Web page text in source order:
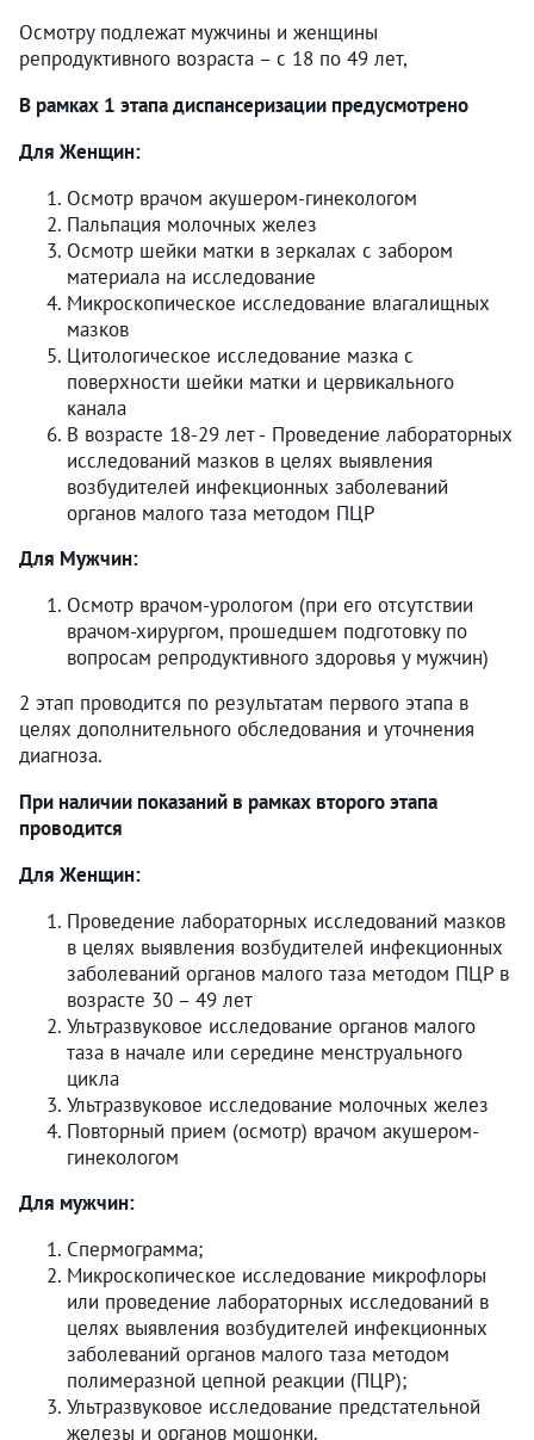
Осмотру подлежат мужчины и женщины
репродуктивного возраста – с 18 по 49 лет,
В рамках 1 этапа диспансеризации предусмотрено
Для Женщин:
Осмотр врачом акушером-гинекологом
Пальпация молочных желез
Осмотр шейки матки в зеркалах с забором
материала на исследование
Микроскопическое исследование влагалищных
мазков
Цитологическое исследование мазка с
поверхности шейки матки и цервикального
канала
В возрасте 18-29 лет - Проведение лабораторных
исследований мазков в целях выявления
возбудителей инфекционных заболеваний
органов малого таза методом ПЦР
Для Мужчин:
Осмотр врачом-урологом (при его отсутствии
врачом-хирургом, прошедшем подготовку по
вопросам репродуктивного здоровья у мужчин)
2 этап проводится по результатам первого этапа в
целях дополнительного обследования и уточнения
диагноза.
При наличии показаний в рамках второго этапа
проводится
Для Женщин:
Проведение лабораторных исследований мазков
в целях выявления возбудителей инфекционных
заболеваний органов малого таза методом ПЦР в
возрасте 30 – 49 лет
Ультразвуковое исследование органов малого
таза в начале или середине менструального
цикла
Ультразвуковое исследование молочных желез
Повторный прием (осмотр) врачом акушером-
гинекологом
Для мужчин:
Спермограмма;
Микроскопическое исследование микрофлоры
или проведение лабораторных исследований в
целях выявления возбудителей инфекционных
заболеваний органов малого таза методом
полимеразной цепной реакции (ПЦР);
Ультразвуковое исследование предстательной
железы и органов мошонки.